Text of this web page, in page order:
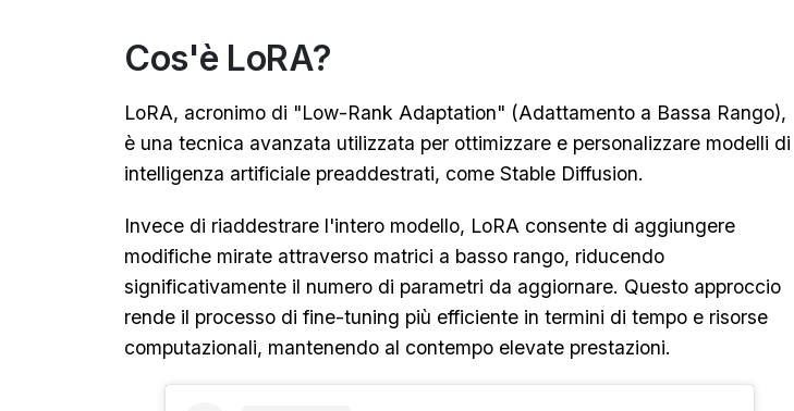
Cos'è LoRA?
LoRA, acronimo di "Low-Rank Adaptation" (Adattamento a Bassa Rango),
è una tecnica avanzata utilizzata per ottimizzare e personalizzare modelli di
intelligenza artificiale preaddestrati, come Stable Diffusion.
Invece di riaddestrare l'intero modello, LoRA consente di aggiungere
modifiche mirate attraverso matrici a basso rango, riducendo
significativamente il numero di parametri da aggiornare. Questo approccio
rende il processo di fine-tuning più efficiente in termini di tempo e risorse
computazionali, mantenendo al contempo elevate prestazioni.